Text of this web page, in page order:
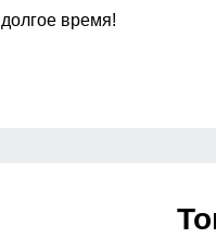
прошитые
и регулируемым ремнем
время!